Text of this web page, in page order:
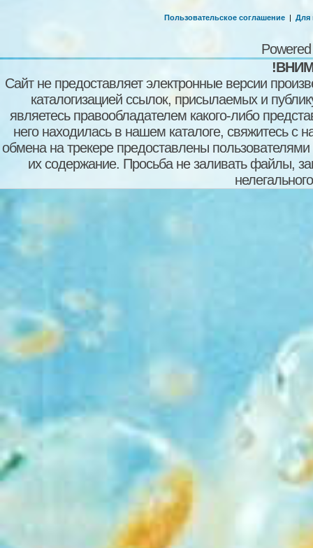
Пользовательское соглашение | Для
Сайт не предоставляет электронные версии
каталогизацией ссылок, присылаемых и
являетесь правообладателем какого-либо
него находилась в нашем каталоге, свяжитесь
обмена на трекере предоставлены пользователями
их содержание. Просьба не заливать файлы,